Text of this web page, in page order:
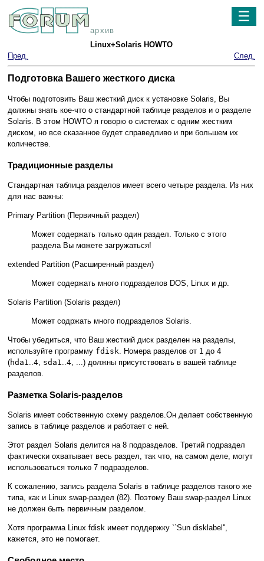
архив
☰
Linux+Solaris HOWTO
Пред.
След.
Подготовка Вашего жесткого диска
Чтобы подготовить Ваш жесткий диск к установке Solaris, Вы
должны знать кое-что о стандартной таблице разделов и о разделе
Solaris. В этом HOWTO я говорю о системах с одним жестким
диском, но все сказанное будет справедливо и при большем их
количестве.
Традиционные разделы
Стандартная таблица разделов имеет всего четыре раздела. Из них
для нас важны:
Primary Partition (Первичный раздел)
Может содержать только один раздел. Только с этого
раздела Вы можете загружаться!
extended Partition (Расширенный раздел)
Может содержать много подразделов DOS, Linux и др.
Solaris Partition (Solaris раздел)
Может содржать много подразделов Solaris.
Чтобы убедиться, что Ваш жесткий диск разделен на разделы,
используйте программу fdisk . Номера разделов от 1 до 4
(hda1 4 sda1 4 , ...) должны присутствовать в вашей таблице
разделов.
Разметка Solaris-разделов
Solaris имеет собственную схему разделов.Он делает собственную
запись в таблице разделов и работает с ней.
Этот раздел Solaris делится на 8 подразделов. Третий подраздел
фактически охватывает весь раздел, так что, на самом деле, могут
использоваться только 7 подразделов.
К сожалению, запись раздела Solaris в таблице разделов такого же
типа, как и Linux swap-раздел (82). Поэтому Ваш swap-раздел Linux
не должен быть первичным разделом.
Хотя программа Linux fdisk имеет поддержку ``Sun disklabel'',
кажется, это не помогает.